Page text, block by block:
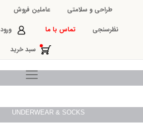
طراحی و سلامتی عاملین فروش
نظرسنجی
تماس با ما ورود
سبد خرید
UNDERWEAR & SOCKS